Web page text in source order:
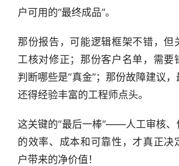
户可用的“最终成品”。
那份报告，可能逻辑框架不错，但
工核对修正；那份客户名单，需要
判断哪些是“真金”；那份故障建议
还得经验丰富的工程师点头。
这关键的“最后一棒”——人工审核
的效率、成本和可靠性，才真正决
户带来的净价值！